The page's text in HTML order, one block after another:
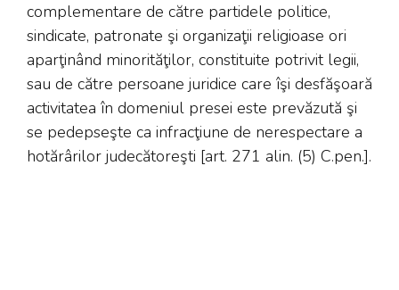
complementare de către partidele politice,
sindicate, patronate şi organizaţii religioase ori
aparţinând minorităţilor, constituite potrivit legii,
sau de către persoane juridice care îşi desfăşoară
activitatea în domeniul presei este prevăzută şi
se pedepseşte ca infracţiune de nerespectare a
hotărârilor judecătoreşti [art. 271 alin. (5) C.pen.].